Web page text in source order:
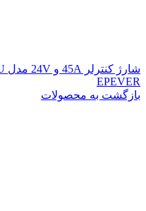
EPEVER
بازگشت به محصولات